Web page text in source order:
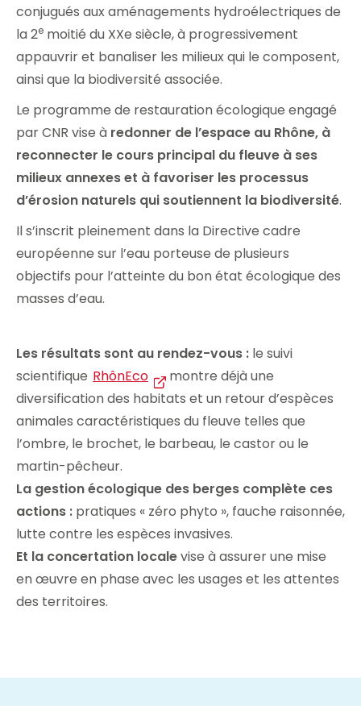
conjugués aux aménagements hydroélectriques de
la 2e moitié du XXe siècle, à progressivement
appauvrir et banaliser les milieux qui le composent,
ainsi que la biodiversité associée.
Le programme de restauration écologique engagé
par CNR vise à redonner de l’espace au Rhône, à
reconnecter le cours principal du fleuve à ses
milieux annexes et à favoriser les processus
d’érosion naturels qui soutiennent la biodiversité.
Il s’inscrit pleinement dans la Directive cadre
européenne sur l’eau porteuse de plusieurs
objectifs pour l’atteinte du bon état écologique des
masses d’eau.
Les résultats sont au rendez-vous : le suivi
scientifique RhônEco
montre déjà une
diversification des habitats et un retour d’espèces
animales caractéristiques du fleuve telles que
l’ombre, le brochet, le barbeau, le castor ou le
martin-pêcheur.
La gestion écologique des berges complète ces
actions : pratiques « zéro phyto », fauche raisonnée,
lutte contre les espèces invasives.
Et la concertation localevise à assurer une mise
en œuvre en phase avec les usages et les attentes
des territoires.